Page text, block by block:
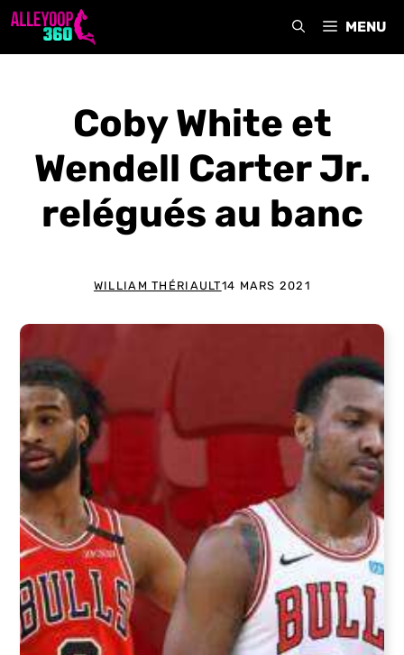
Aller
MENU
Coby White et
Wendell Carter Jr.
relégués au banc
WILLIAM THÉRIAULT14 MARS 2021